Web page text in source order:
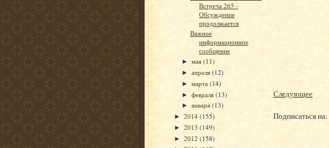
Встреча 265 -
Обсуждение
продолжается
Важное
информационное
сообщение
►мая(11)
►апреля(12)
►марта(14)
►февраля(13)
►января(13)
► 2014 (155)
► 2013 (149)
► 2012 (158)
Следующее
Подписаться на: